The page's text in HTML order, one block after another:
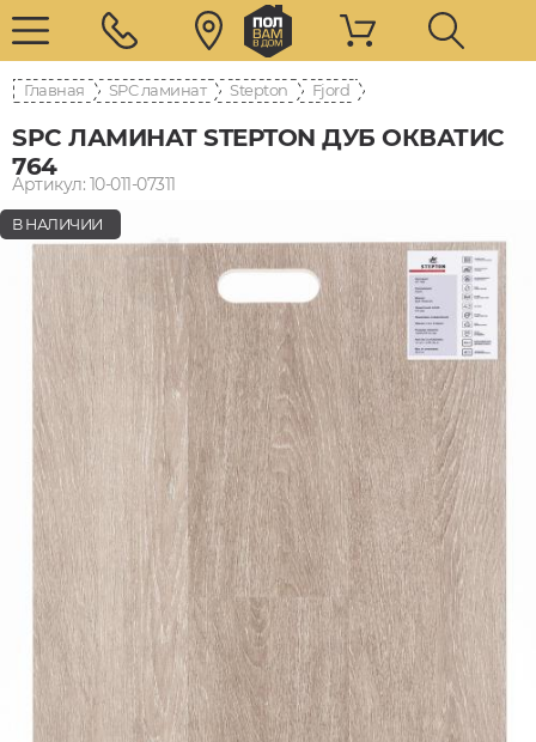
Главная SPC ламинат Stepton Fjord
SPC ЛАМИНАТ STEPTON ДУБ ОКВАТИС
764
Артикул: 10-011-07311
В НАЛИЧИИ